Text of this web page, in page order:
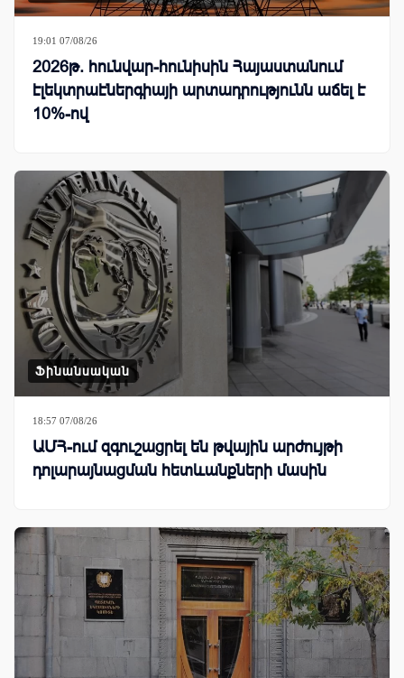
19:01 07/08/26
2026թ. հունվար-հունիսին Հայաստանում
էլեկտրաէներգիայի արտադրությունն աճել է
10%-ով
Ֆինանսական
18:57 07/08/26
ԱՄՀ-ում զգուշացրել են թվային արժույթի
դոլարայնացման հետևանքների մասին